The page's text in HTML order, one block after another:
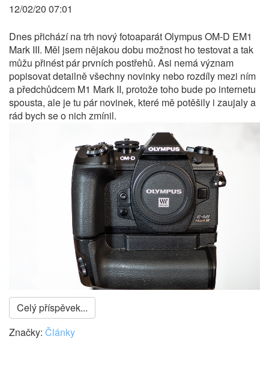
12/02/20 07:01
Dnes přichází na trh nový fotoaparát Olympus OM-D EM1
Mark III. Měl jsem nějakou dobu možnost ho testovat a tak
můžu přinést pár prvních postřehů. Asi nemá význam
popisovat detailně všechny novinky nebo rozdíly mezi ním
a předchůdcem M1 Mark II, protože toho bude po internetu
spousta, ale je tu pár novinek, které mě potěšily i zaujaly a
rád bych se o nich zmínil.
Celý příspěvek...
Značky: Články